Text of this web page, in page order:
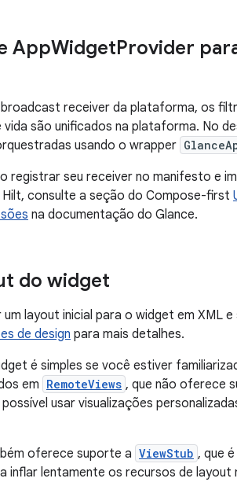
AppWidgetProvider
broadcast receiver da plataforma, os
são unificados na plataforma. No
usando o wrapper
registrar seu receiver no manifesto e
consulte a seção do Compose-first
na documentação do Glance.
do widget
um layout inicial para o widget em XML
de design para mais detalhes.
é simples se você estiver
em RemoteViews , que não oferece
usar visualizações
oferece suporte a ViewStub , que
inflar lentamente os recursos de